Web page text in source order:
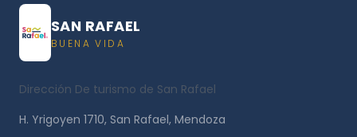
SAN RAFAEL
BUENA VIDA
Dirección De turismo de San Rafael
H. Yrigoyen 1710, San Rafael, Mendoza